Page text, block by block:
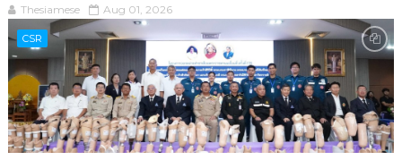
Thesiamese Aug 01, 2026
CSR